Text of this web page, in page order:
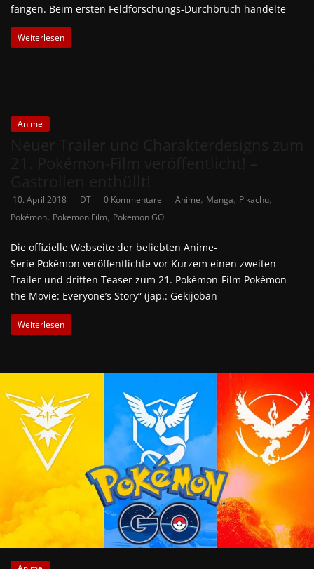
fangen. Beim ersten Feldforschungs-Durchbruch handelte
Weiterlesen
Anime
10. April 2018 DT 0 Kommentare Anime, Manga, Pikachu,
Pokémon, Pokemon Film, Pokemon GO
Die offizielle Webseite der beliebten Anime-
Serie Pokémon veröffentlichte vor Kurzem einen zweiten
Trailer und dritten Teaser zum 21. Pokémon-Film Pokémon
the Movie: Everyone’s Story“ (jap.: Gekijōban
Weiterlesen